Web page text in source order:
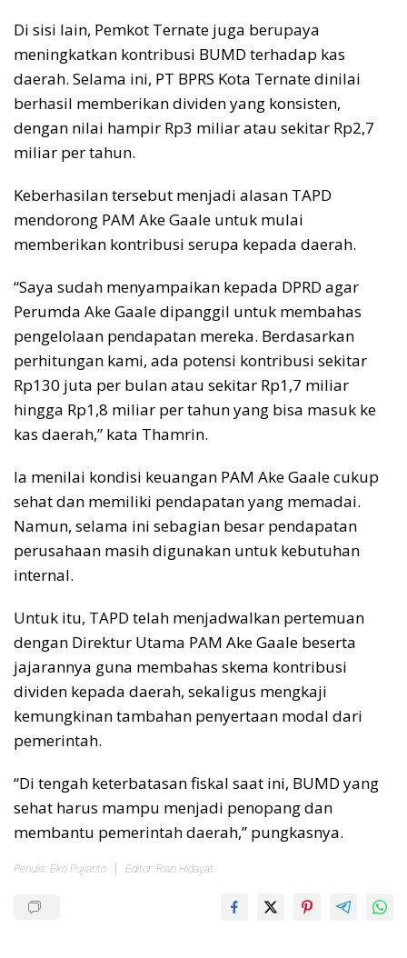
Di sisi lain, Pemkot Ternate juga berupaya
meningkatkan kontribusi BUMD terhadap kas
daerah. Selama ini, PT BPRS Kota Ternate dinilai
berhasil memberikan dividen yang konsisten,
dengan nilai hampir Rp3 miliar atau sekitar Rp2,7
miliar per tahun.
Keberhasilan tersebut menjadi alasan TAPD
mendorong PAM Ake Gaale untuk mulai
memberikan kontribusi serupa kepada daerah.
“Saya sudah menyampaikan kepada DPRD agar
Perumda Ake Gaale dipanggil untuk membahas
pengelolaan pendapatan mereka. Berdasarkan
perhitungan kami, ada potensi kontribusi sekitar
Rp130 juta per bulan atau sekitar Rp1,7 miliar
hingga Rp1,8 miliar per tahun yang bisa masuk ke
kas daerah,” kata Thamrin.
Ia menilai kondisi keuangan PAM Ake Gaale cukup
sehat dan memiliki pendapatan yang memadai.
Namun, selama ini sebagian besar pendapatan
perusahaan masih digunakan untuk kebutuhan
internal.
Untuk itu, TAPD telah menjadwalkan pertemuan
dengan Direktur Utama PAM Ake Gaale beserta
jajarannya guna membahas skema kontribusi
dividen kepada daerah, sekaligus mengkaji
kemungkinan tambahan penyertaan modal dari
pemerintah.
“Di tengah keterbatasan fiskal saat ini, BUMD yang
sehat harus mampu menjadi penopang dan
membantu pemerintah daerah,” pungkasnya.
Penulis: Eko Pujianto Editor: Rian Hidayat